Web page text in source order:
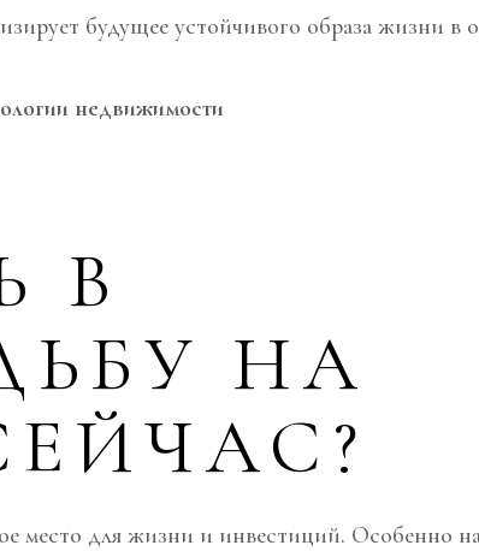
будущее устойчивого образа жизни в
недвижимости
В
НА
место для жизни и инвестиций. Особенно